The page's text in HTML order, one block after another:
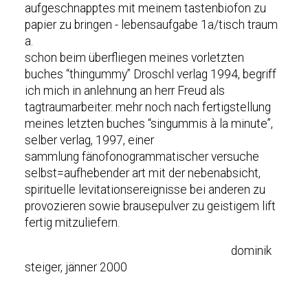
aufgeschnapptes mit meinem tastenbiofon zu
papier zu bringen - lebensaufgabe 1a/tisch traum
a.
schon beim überfliegen meines vorletzten
buches “thingummy” Droschl verlag 1994, begriff
ich mich in anlehnung an herr Freud als
tagtraumarbeiter. mehr noch nach fertigstellung
meines letzten buches “singummis à la minute”,
selber verlag, 1997, einer
sammlung fänofonogrammatischer versuche
selbst=aufhebender art mit der nebenabsicht,
spirituelle levitationsereignisse bei anderen zu
provozieren sowie brausepulver zu geistigem lift
fertig mitzuliefern.
dominik
steiger, jänner 2000